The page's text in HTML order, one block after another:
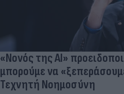
«Νονός της AI»
μπορούμε να
Τεχνητή Νοημοσύνη